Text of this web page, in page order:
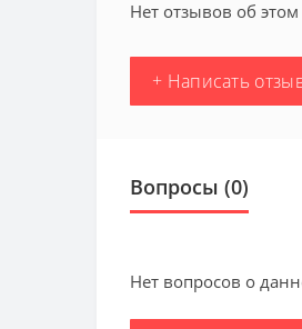
Нет отзывов об этом
+ Написать
Вопросы (0)
Нет вопросов о